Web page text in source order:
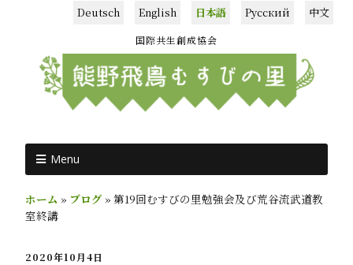
Deutsch English 日本語 Русский 中文
国際共生創成協会
Menu
ホーム » ブログ » 第19回むすびの里勉強会及び荒谷流武道教
室終講
2020年10月4日